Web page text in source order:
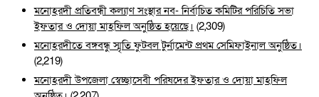
মনোহরদী প্রতিবন্ধী কল্যাণ সংস্থার নব- নির্বাচিত কমিটির পরিচিতি সভা
ইফতার ও দোয়া মাহফিল অনুষ্ঠিত হয়েছে। (2,309)
মনোহরদীতে বঙ্গবন্ধু স্মৃতি ফুটবল টুর্নামেন্ট প্রথম সেমিফাইনাল অনুষ্ঠিত।
(2,219)
মনোহরদী উপজেলা স্বেচ্ছাসেবী পরিষদের ইফতার ও দোয়া মাহফিল